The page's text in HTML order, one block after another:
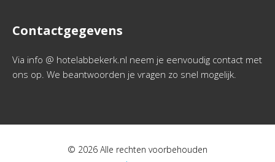
Contactgegevens
Via info @ hotelabbekerk.nl neem je eenvoudig contact met
ons op. We beantwoorden je vragen zo snel mogelijk.
© 2026 Alle rechten voorbehouden